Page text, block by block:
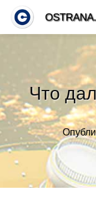
Что
Тренды
Рубрики»
Правила»